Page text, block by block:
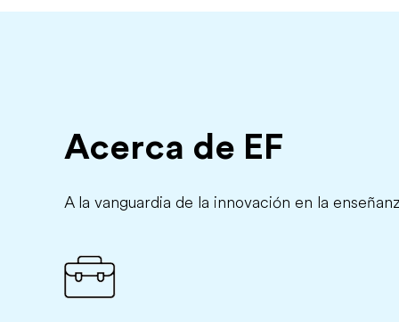
Acerca de EF
A la vanguardia de la innovación en la